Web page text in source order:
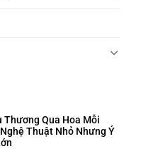
Thương Qua Hoa Mỗi
Thuật Nhỏ Nhưng Ý